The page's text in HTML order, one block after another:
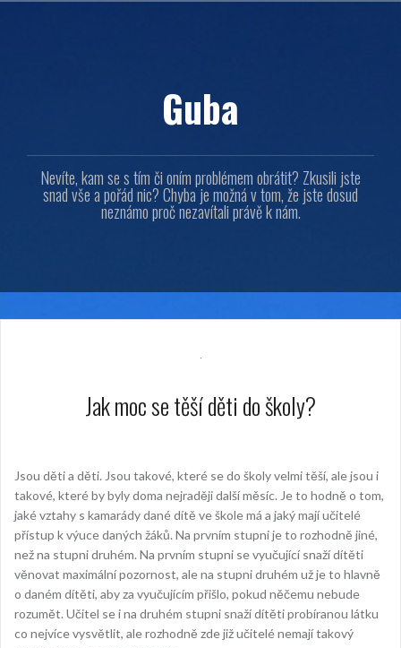
Guba
Nevíte, kam se s tím či oním problémem obrátit? Zkusili jste
snad vše a pořád nic? Chyba je možná v tom, že jste dosud
neznámo proč nezavítali právě k nám.
Jak moc se těší děti do školy?
Jsou děti a děti. Jsou takové, které se do školy velmi těší, ale jsou i
takové, které by byly doma nejraději další měsíc. Je to hodně o tom,
jaké vztahy s kamarády dané dítě ve škole má a jaký mají učitelé
přístup k výuce daných žáků. Na prvním stupni je to rozhodně jiné,
než na stupni druhém. Na prvním stupni se vyučující snaží dítěti
věnovat maximální pozornost, ale na stupni druhém už je to hlavně
o daném dítěti, aby za vyučujícím přišlo, pokud něčemu nebude
rozumět. Učitel se i na druhém stupni snaží dítěti probíranou látku
co nejvíce vysvětlit, ale rozhodně zde již učitelé nemají takový